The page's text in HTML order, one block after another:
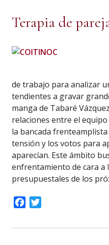
Terapia de
de trabajo para analizar
tendientes a gravar
manga de Tabaré
relaciones entre el
la bancada
tensión y los votos para
aparecían. Este ámbito
enfrentamiento de cara a
presupuestales de los
Facebook